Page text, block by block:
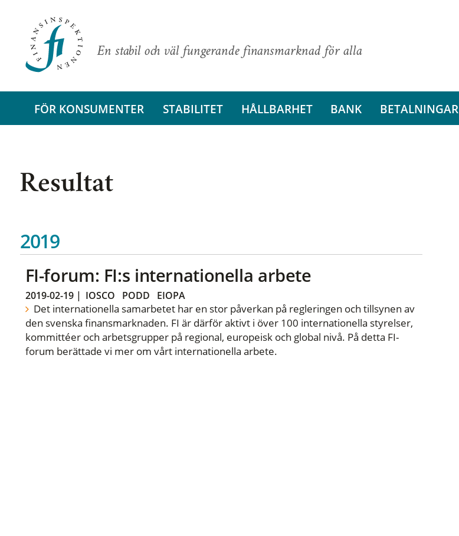
En stabil och väl fungerande finansmarknad för alla
FÖR KONSUMENTER STABILITET HÅLLBARHET BANK BETALNINGAR
Resultat
2019
FI-forum: FI:s internationella arbete
2019-02-19| IOSCO PODD EIOPA
Det internationella samarbetet har en stor påverkan på regleringen och tillsynen av
den svenska finansmarknaden. FI är därför aktivt i över 100 internationella styrelser,
kommittéer och arbetsgrupper på regional, europeisk och global nivå. På detta FI-
forum berättade vi mer om vårt internationella arbete.